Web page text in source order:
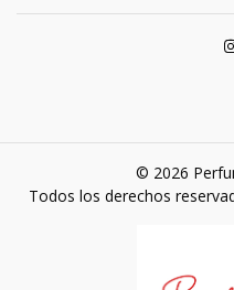
© 2026
Todos los derechos